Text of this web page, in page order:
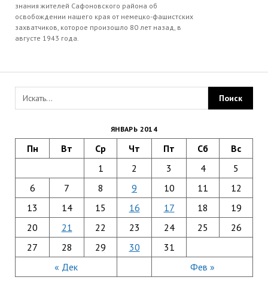
знания жителей Сафоновского района об
освобождении нашего края от немецко-фашистских
захватчиков, которое произошло 80 лет назад, в
августе 1943 года.
ЯНВАРЬ 2014
Пн Вт Ср Чт Пт Сб Вс
« Дек Фев »
1 2 3 4
5
6
7 8 9 10 11
12
13
14 15 16 17 18
19
20
21 22 23 24 25
26
27
28 29 30 31